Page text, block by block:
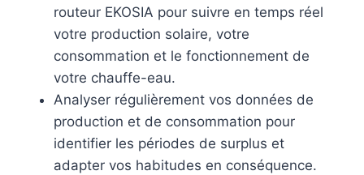
routeur EKOSIA pour suivre en temps réel
votre production solaire, votre
consommation et le fonctionnement de
votre chauffe-eau.
Analyser régulièrement vos données de
production et de consommation pour
identifier les périodes de surplus et
adapter vos habitudes en conséquence.